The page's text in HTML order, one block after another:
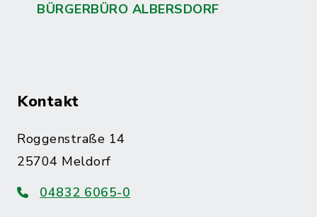
BÜRGERBÜRO ALBERSDORF
Kontakt
Roggenstraße 14
25704 Meldorf
04832 6065-0